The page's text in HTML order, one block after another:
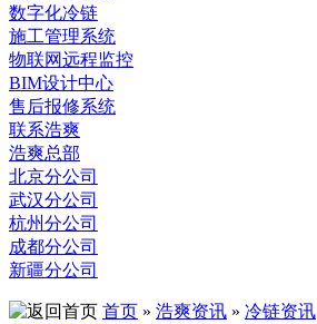
数字化冷链
施工管理系统
物联网远程监控
BIM设计中心
售后报修系统
联系浩爽
浩爽总部
北京分公司
武汉分公司
杭州分公司
成都分公司
新疆分公司
首页 » 浩爽资讯 » 冷链资讯